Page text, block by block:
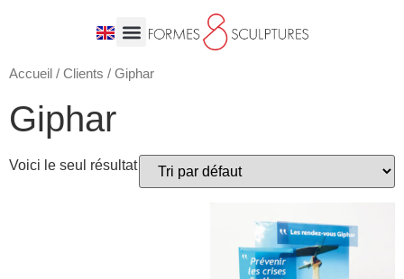
Accueil / Clients / Giphar
Giphar
Voici le seul résultat